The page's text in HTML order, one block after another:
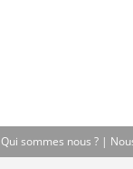
Qui sommes nous ? |